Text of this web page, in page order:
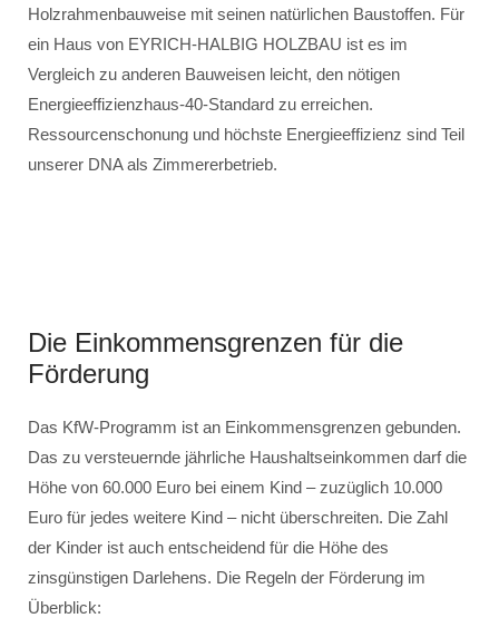
Holzrahmenbauweise mit seinen natürlichen Baustoffen. Für
ein Haus von EYRICH-HALBIG HOLZBAU ist es im
Vergleich zu anderen Bauweisen leicht, den nötigen
Energieeffizienzhaus-40-Standard zu erreichen.
Ressourcenschonung und höchste Energieeffizienz sind Teil
unserer DNA als Zimmererbetrieb.
Die Einkommensgrenzen für die
Förderung
Das KfW-Programm ist an Einkommensgrenzen gebunden.
Das zu versteuernde jährliche Haushaltseinkommen darf die
Höhe von 60.000 Euro bei einem Kind – zuzüglich 10.000
Euro für jedes weitere Kind – nicht überschreiten. Die Zahl
der Kinder ist auch entscheidend für die Höhe des
zinsgünstigen Darlehens. Die Regeln der Förderung im
Überblick: